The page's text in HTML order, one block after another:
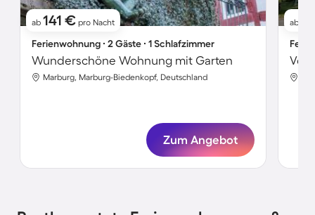
ab 141 € pro Nacht
Ferienwohnung ∙ 2 Gäste ∙ 1 Schlafzimmer
Wunderschöne Wohnung mit Garten
Marburg, Marburg-Biedenkopf, Deutschland
Zum Angebot
ab